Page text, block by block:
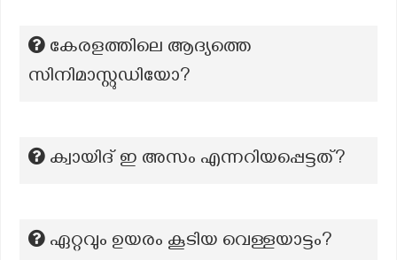
കേരളത്തിലെ ആദ്യത്തെ
സിനിമാസ്റ്റുഡിയോ?
ക്വായിദ് ഇ അസം എന്നറിയപ്പെട്ടത്?
ഏറ്റവും ഉയരം കൂടിയ വെള്ളയാട്ടം?